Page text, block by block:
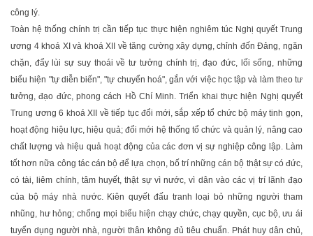
công lý.
Toàn hệ thống chính trị cần tiếp tục thực hiện nghiêm túc Nghị quyết Trung
ương 4 khoá XI và khoá XII về tăng cường xây dựng, chỉnh đốn Đảng, ngăn
chặn, đẩy lùi sự suy thoái về tư tưởng chính trị, đạo đức, lối sống, những
biểu hiện "tự diễn biến", "tự chuyển hoá", gắn với việc học tập và làm theo tư
tưởng, đạo đức, phong cách Hồ Chí Minh. Triển khai thực hiện Nghị quyết
Trung ương 6 khoá XII về tiếp tục đổi mới, sắp xếp tổ chức bộ máy tinh gọn,
hoạt động hiệu lực, hiệu quả; đổi mới hệ thống tổ chức và quản lý, nâng cao
chất lượng và hiệu quả hoạt động của các đơn vị sự nghiệp công lập. Làm
tốt hơn nữa công tác cán bộ để lựa chọn, bố trí những cán bộ thật sự có đức,
có tài, liêm chính, tâm huyết, thật sự vì nước, vì dân vào các vị trí lãnh đạo
của bộ máy nhà nước. Kiên quyết đấu tranh loại bỏ những người tham
nhũng, hư hỏng; chống mọi biểu hiện chạy chức, chạy quyền, cục bộ, ưu ái
tuyển dụng người nhà, người thân không đủ tiêu chuẩn. Phát huy dân chủ,